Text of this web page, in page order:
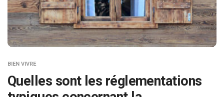
BIEN VIVRE
Quelles sont les réglementations